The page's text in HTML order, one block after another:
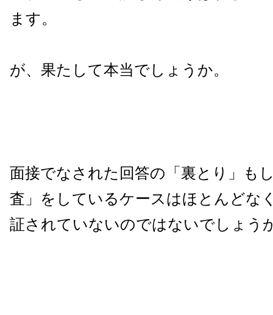
ます。
が、果たして本当でしょうか。
面接でなされた回答の「裏とり」も
査」をしているケースはほとんどな
証されていないのではないでしょう